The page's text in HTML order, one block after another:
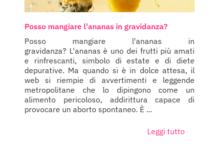
Posso mangiare l'ananas in gravidanza?
Posso mangiare l'ananas in
gravidanza? L'ananas è uno dei frutti più amati
e rinfrescanti, simbolo di estate e di diete
depurative. Ma quando si è in dolce attesa, il
web si riempie di avvertimenti e leggende
metropolitane che lo dipingono come un
alimento pericoloso, addirittura capace di
provocare un aborto spontaneo. È ...
Leggi tutto